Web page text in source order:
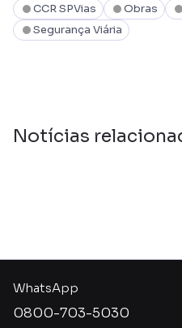
CCR SPVias Obras
Segurança Viária
Notícias
WhatsApp
0800-703-5030